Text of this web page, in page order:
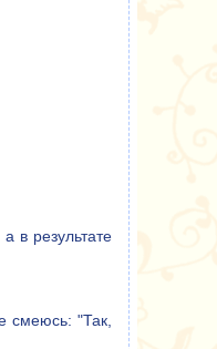
в результате
смеюсь: "Так,